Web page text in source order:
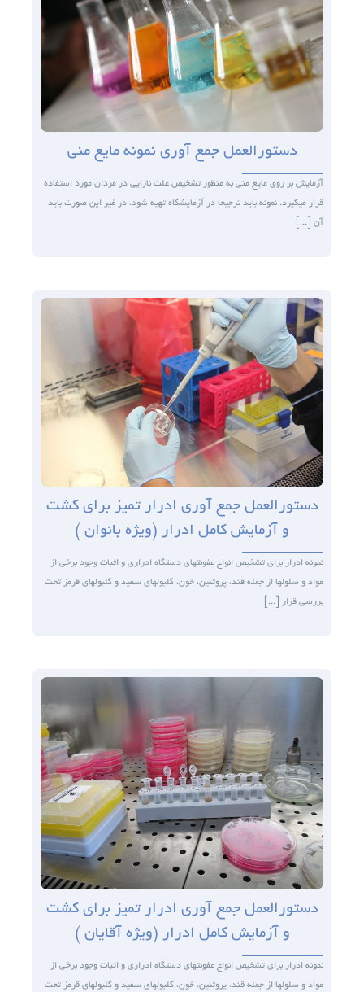
دستورالعمل جمع آوری نمونه مایع منی
آزمایش بر روی مایع منی به منظور تشخیص علت نازایی در مردان مورد استفاده
قرار می­گیرد. نمونه باید ترجیحا در آزمایشگاه تهیه شود، در غیر این صورت باید
آن [...]
دستورالعمل جمع آوری ادرار تمیز برای کشت
و آزمایش کامل ادرار (ویژه بانوان )
نمونه ادرار برای تشخیص انواع عفونت­های دستگاه ادراری و اثبات وجود برخی از
مواد و سلول­ها از جمله قند، پروتئین، خون، گلبول­های سفید و گلبول­های قرمز تحت
بررسی قرار [...]
دستورالعمل جمع آوری ادرار تمیز برای کشت
و آزمایش کامل ادرار (ویژه آقایان )
نمونه ادرار برای تشخیص انواع عفونت­های دستگاه ادراری و اثبات وجود برخی از
مواد و سلول­ها از جمله قند، پروتئین، خون، گلبول­های سفید و گلبول­های قرمز تحت